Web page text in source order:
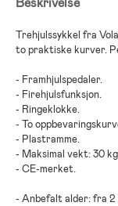
Trehjulssykkel fra
to praktiske kurver.
- Framhjulspedaler.
- Firehjulsfunksjon.
- Ringeklokke.
- To
- Plastramme.
- Maksimal vekt: 30
- CE-merket.
- Anbefalt alder: fra 2